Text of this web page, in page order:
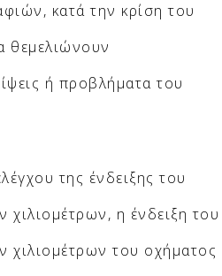
κατά την κρίση του
θεμελιώνουν
ή προβλήματα του
της ένδειξης του
χιλιομέτρων, η ένδειξη του
χιλιομέτρων του οχήματος